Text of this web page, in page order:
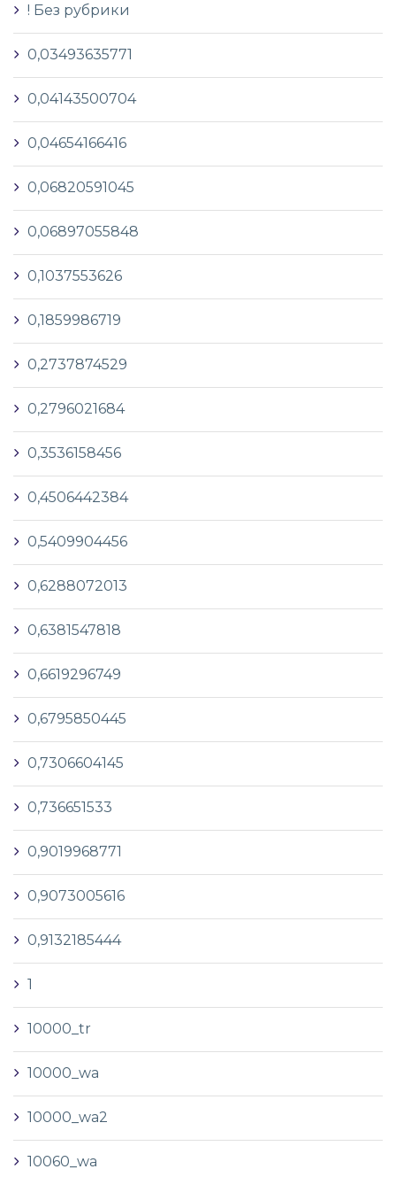
! Без рубрики
0,03493635771
0,04143500704
0,04654166416
0,06820591045
0,06897055848
0,1037553626
0,1859986719
0,2737874529
0,2796021684
0,3536158456
0,4506442384
0,5409904456
0,6288072013
0,6381547818
0,6619296749
0,6795850445
0,7306604145
0,736651533
0,9019968771
0,9073005616
0,9132185444
1
10000_tr
10000_wa
10000_wa2
10060_wa